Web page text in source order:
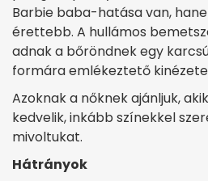
Barbie baba-hatása van,
érettebb. A hullámos
adnak a bőröndnek egy
formára emlékeztető
Azoknak a nőknek ajánljuk,
kedvelik, inkább színekkel
mivoltukat.
Hátrányok